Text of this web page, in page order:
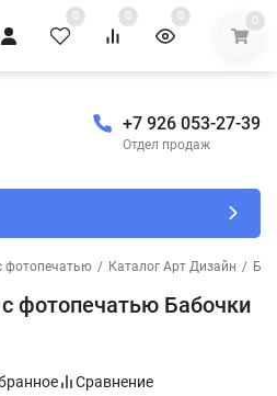
0 0 0 0
+7 926 053-27-39
Отдел продаж
фотопечатью / Каталог Арт Дизайн /
фотопечатью Бабочки
Сравнение